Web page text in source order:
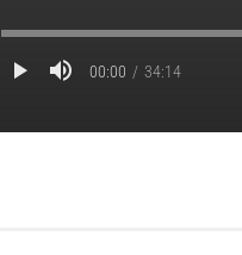
00:00 34:14